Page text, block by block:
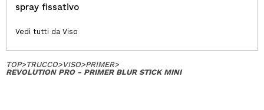
spray fissativo
Vedi tutti da Viso
TOP>TRUCCO>VISO>PRIMER>
REVOLUTION PRO - PRIMER BLUR STICK MINI